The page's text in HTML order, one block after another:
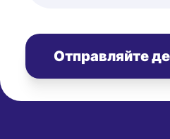
Отправляйте